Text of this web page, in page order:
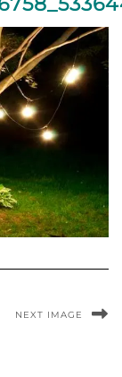
NEXT IMAGE